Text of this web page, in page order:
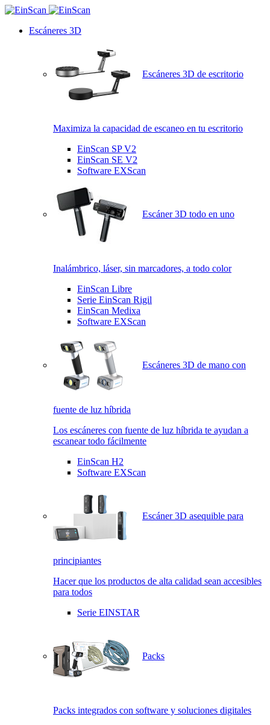
Escáneres 3D
Escáneres 3D de escritorio
Maximiza la capacidad de escaneo en tu escritorio
EinScan SP V2
EinScan SE V2
Software EXScan
Escáner 3D todo en uno
Inalámbrico, láser, sin marcadores, a todo color
EinScan Libre
Serie EinScan Rigil
EinScan Medixa
Software EXScan
Escáneres 3D de mano con
fuente de luz híbrida
Los escáneres con fuente de luz híbrida te ayudan a
escanear todo fácilmente
EinScan H2
Software EXScan
Escáner 3D asequible para
principiantes
Hacer que los productos de alta calidad sean accesibles
para todos
Serie EINSTAR
Packs
Packs integrados con software y soluciones digitales